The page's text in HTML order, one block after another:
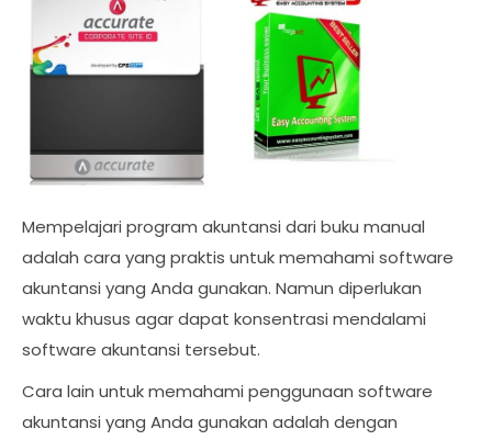
Mempelajari program akuntansi dari buku manual
adalah cara yang praktis untuk memahami software
akuntansi yang Anda gunakan. Namun diperlukan
waktu khusus agar dapat konsentrasi mendalami
software akuntansi tersebut.
Cara lain untuk memahami penggunaan software
akuntansi yang Anda gunakan adalah dengan